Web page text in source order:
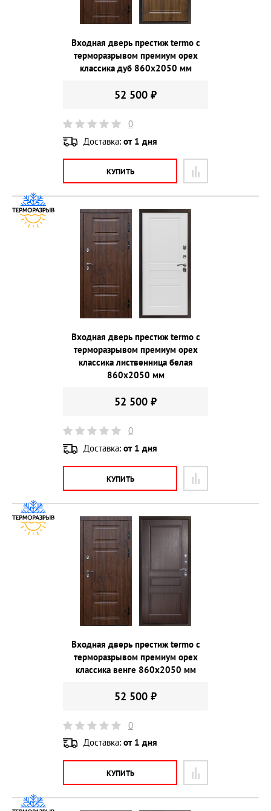
Входная дверь престиж termo с
терморазрывом премиум орех
классика дуб 860х2050 мм
52 500 ₽
0
Доставка: от 1 дня
КУПИТЬ
Входная дверь престиж termo с
терморазрывом премиум орех
классика лиственница белая
860х2050 мм
52 500 ₽
0
Доставка: от 1 дня
КУПИТЬ
Входная дверь престиж termo с
терморазрывом премиум орех
классика венге 860х2050 мм
52 500 ₽
0
Доставка: от 1 дня
КУПИТЬ